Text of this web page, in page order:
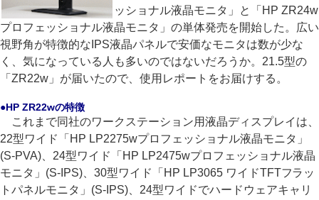
ッショナル液晶モニタ」と「HP ZR24w
プロフェッショナル液晶モニタ」の単体発売を開始した。広い
視野角が特徴的なIPS液晶パネルで安価なモニタは数が少な
く、気になっている人も多いのではないだろうか。21.5型の
「ZR22w」が届いたので、使用レポートをお届けする。
●HP ZR22wの特徴
これまで同社のワークステーション用液晶ディスプレイは、
22型ワイド「HP LP2275wプロフェッショナル液晶モニタ」
(S-PVA)、24型ワイド「HP LP2475wプロフェッショナル液晶
モニタ」(S-IPS)、30型ワイド「HP LP3065 ワイドTFTフラッ
トパネルモニタ」(S-IPS)、24型ワイドでハードウェアキャリ